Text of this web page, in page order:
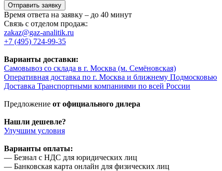
Отправить заявку
Время ответа на заявку – до 40 минут
Связь с отделом продаж:
zakaz@gaz-analitik.ru
+7 (495) 724-99-35
Варианты доставки:
Самовывоз со склада в г. Москва (м. Семёновская)
Оперативная доставка по г. Москва и ближнему Подмосковью
Доставка Транспортными компаниями по всей России
Предложение от официального дилера
Нашли дешевле?
Улучшим условия
Варианты оплаты:
— Безнал с НДС для юридических лиц
— Банковская карта онлайн для физических лиц